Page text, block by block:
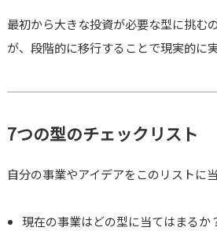
最初から大きな投資が必要な型に挑む
が、段階的に移行することで現実的に
7つの型のチェックリスト
自分の事業やアイデアをこのリストに
現在の事業はどの型に当てはまるか